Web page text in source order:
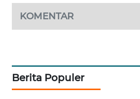
KOMENTAR
Berita Populer
UMKM
WAHANA
WAHANA
PERSONA